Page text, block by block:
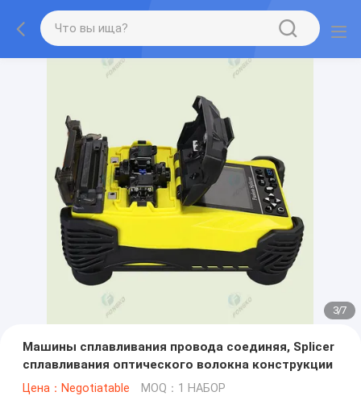
3/7
Машины сплавливания провода соединяя, Splicer
сплавливания оптического волокна конструкции
Цена：Negotiatable MOQ：1 НАБОР